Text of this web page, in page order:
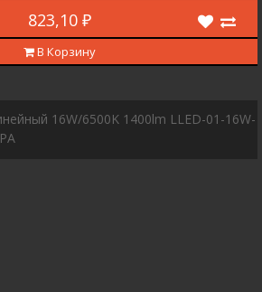
823,10 ₽
В Корзину
16W/6500K 1400lm LLED-01-16W-